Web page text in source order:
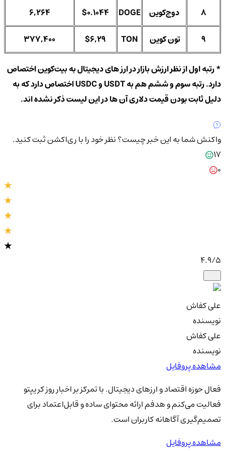
6,264 $0.1044 DOGE دوج‌کوین
8
377,400
$6,29 TON تون کوین 9
* رتبه اول از نظر ارزش بازار در ارز های دیجیتال به بیت‌کوین اختصاص
دارد. رتبه سوم و ششم هم به USDT و USDC اختصاص دارد که به
دلیل ثابت بودن قیمت دلاری آن ها در این لیست ذکر نشده اند.
واکنش شما به این خبر چیست؟نظر خود را با ری‌اکشن ثبت کنید.
17
4.9/5
علی کفاش
نویسنده
علی کفاش
نویسنده
مشاهده پروفایل
فعال حوزه اقتصاد و ارزهای دیجیتال. با تمرکز بر اخبار روز کریپتو
فعالیت می‌کنم و هدفم ارائه محتوای ساده و قابل‌اعتماد برای
تصمیم‌گیری آگاهانه کاربران است.
مشاهده پروفایل